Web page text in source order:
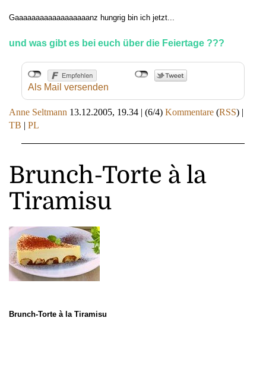
Gaaaaaaaaaaaaaaaaaanz hungrig bin ich jetzt...
und was gibt es bei euch über die Feiertage ???
Als Mail versenden
Anne Seltmann 13.12.2005, 19.34 | (6/4) Kommentare (RSS) |
TB | PL
Brunch-Torte à la
Tiramisu
Brunch-Torte à la Tiramisu